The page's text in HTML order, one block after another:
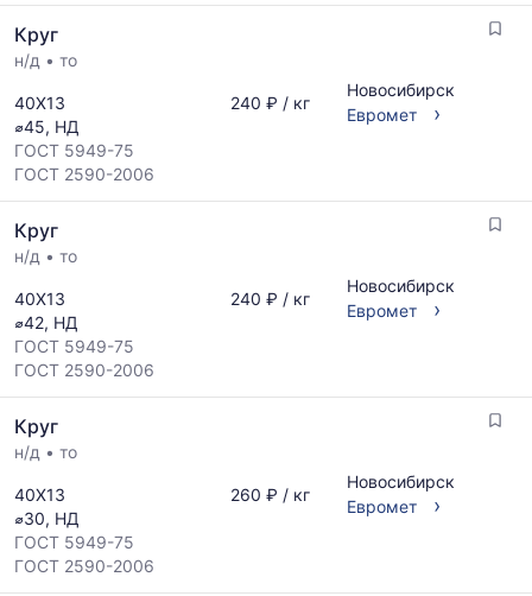
обновляется
по
мере
прайс-
листов.
Круг
н/д • то
40Х13
⌀45, НД
ГОСТ 5949-75
ГОСТ 2590-2006
240 ₽ / кг
Новосибирск
Евромет
›
Круг
н/д • то
40Х13
⌀42, НД
ГОСТ 5949-75
ГОСТ 2590-2006
240 ₽ / кг
Новосибирск
Евромет
›
Круг
н/д • то
40Х13
⌀30, НД
ГОСТ 5949-75
ГОСТ 2590-2006
260 ₽ / кг
Новосибирск
Евромет
›